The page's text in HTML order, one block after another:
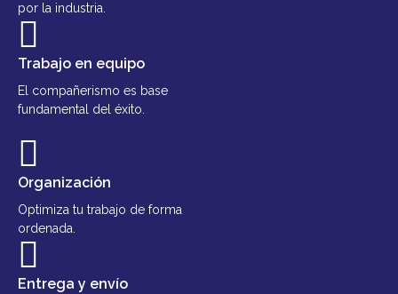
por la industria.
Trabajo en equipo
El compañerismo es base
fundamental del éxito.
Organización
Optimiza tu trabajo de forma
ordenada.
Entrega y envío